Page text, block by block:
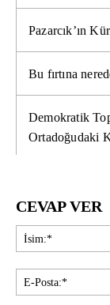
Pazarcık’ın
Bu fırtına
Demokratik
Ortadoğudaki
CEVAP VER